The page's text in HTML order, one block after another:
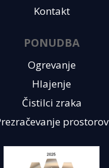
Kontakt
PONUDBA
Ogrevanje
Hlajenje
Čistilci zraka
prostorov